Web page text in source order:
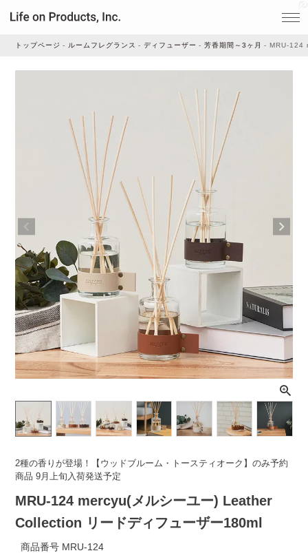
家事・生活雑貨
ルームフレグランス
ビューティー
デジタル雑貨
ライト・シーリングファン
アクセサリー・消耗品
アウトレット
トップページ ルームフレグランス ディフューザー 芳香期間～3ヶ月 MRU-124
2種の香りが登場！【ウッドブルーム・トースティオーク】のみ予約
商品 9月上旬入荷発送予定
MRU-124 mercyu(メルシーユー) Leather
Collection リードディフューザー180ml
商品番号 MRU-124